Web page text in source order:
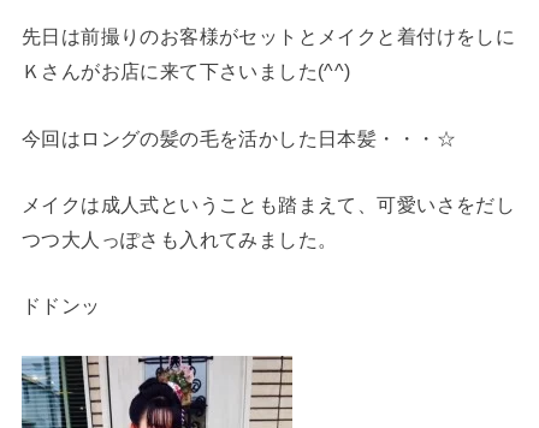
先日は前撮りのお客様がセットとメイクと着付けをしに
Ｋさんがお店に来て下さいました(^^)
今回はロングの髪の毛を活かした日本髪・・・☆
メイクは成人式ということも踏まえて、可愛いさをだし
つつ大人っぽさも入れてみました。
ドドンッ